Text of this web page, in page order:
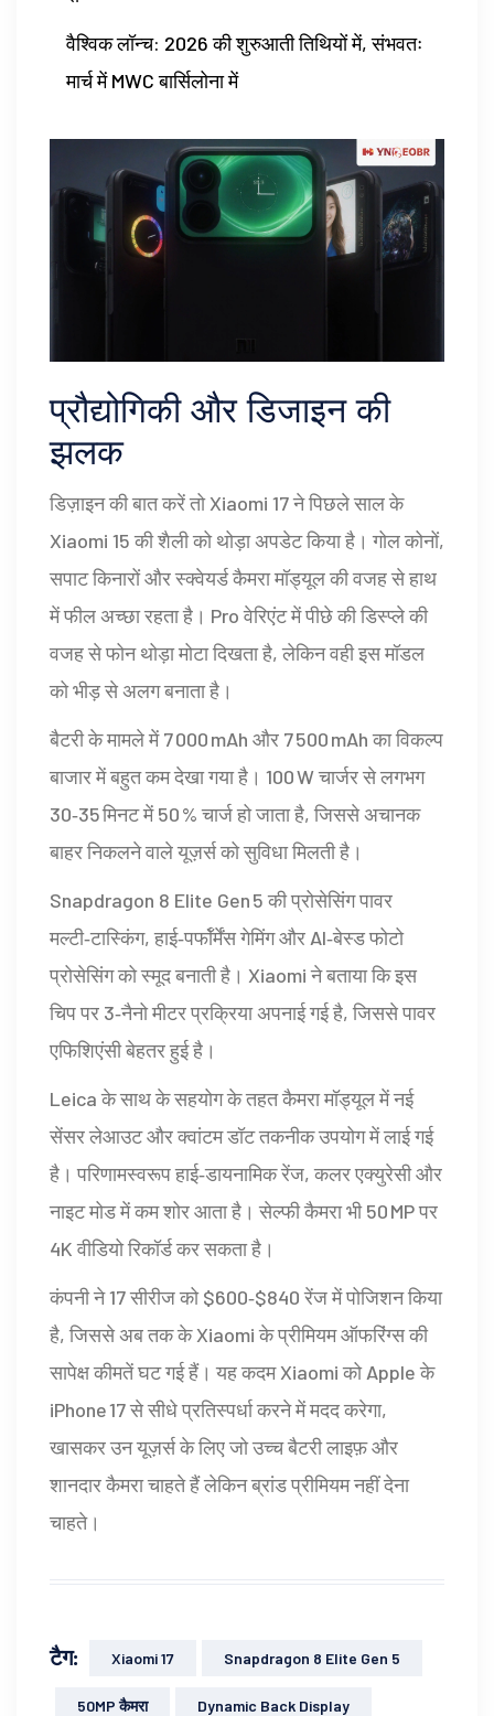
वैश्विक लॉन्च: 2026 की शुरुआती तिथियों में, संभवतः
मार्च में MWC बार्सिलोना में
प्रौद्योगिकी और डिजाइन की
झलक
डिज़ाइन की बात करें तो Xiaomi 17 ने पिछले साल के
Xiaomi 15 की शैली को थोड़ा अपडेट किया है। गोल कोनों,
सपाट किनारों और स्क्वेयर्ड कैमरा मॉड्यूल की वजह से हाथ
में फील अच्छा रहता है। Pro वेरिएंट में पीछे की डिस्प्ले की
वजह से फोन थोड़ा मोटा दिखता है, लेकिन वही इस मॉडल
को भीड़ से अलग बनाता है।
बैटरी के मामले में 7 000 mAh और 7 500 mAh का विकल्प
बाजार में बहुत कम देखा गया है। 100 W चार्जर से लगभग
30‑35 मिनट में 50 % चार्ज हो जाता है, जिससे अचानक
बाहर निकलने वाले यूज़र्स को सुविधा मिलती है।
Snapdragon 8 Elite Gen 5 की प्रोसेसिंग पावर
मल्टी‑टास्किंग, हाई‑पर्फॉर्मेंस गेमिंग और AI‑बेस्ड फोटो
प्रोसेसिंग को स्मूद बनाती है। Xiaomi ने बताया कि इस
चिप पर 3‑नैनो मीटर प्रक्रिया अपनाई गई है, जिससे पावर
एफिशिएंसी बेहतर हुई है।
Leica के साथ के सहयोग के तहत कैमरा मॉड्यूल में नई
सेंसर लेआउट और क्वांटम डॉट तकनीक उपयोग में लाई गई
है। परिणामस्वरूप हाई‑डायनामिक रेंज, कलर एक्युरेसी और
नाइट मोड में कम शोर आता है। सेल्फी कैमरा भी 50 MP पर
4K वीडियो रिकॉर्ड कर सकता है।
कंपनी ने 17 सीरीज को $600‑$840 रेंज में पोजिशन किया
है, जिससे अब तक के Xiaomi के प्रीमियम ऑफरिंग्स की
सापेक्ष कीमतें घट गई हैं। यह कदम Xiaomi को Apple के
iPhone 17 से सीधे प्रतिस्पर्धा करने में मदद करेगा,
खासकर उन यूज़र्स के लिए जो उच्च बैटरी लाइफ़ और
शानदार कैमरा चाहते हैं लेकिन ब्रांड प्रीमियम नहीं देना
चाहते।
टैग: Xiaomi 17 Snapdragon 8 Elite Gen 5
50MP कैमरा Dynamic Back Display